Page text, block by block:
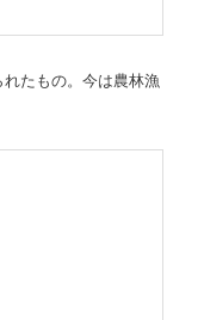
たもの。今は農林漁